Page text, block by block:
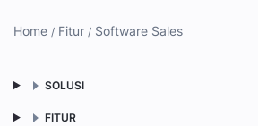
Home Fitur Software Sales
SOLUSI
FITUR